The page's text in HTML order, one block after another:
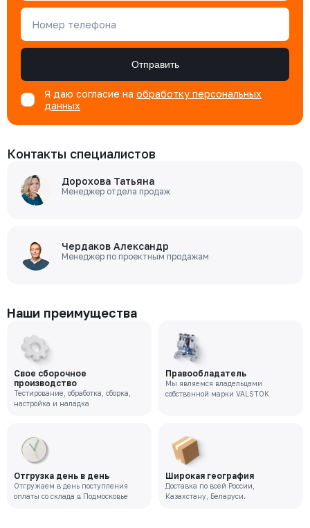
Номер телефона
Отправить
Я даю согласие на обработку персональных
данных
Контакты специалистов
Дорохова Татьяна
Менеджер отдела продаж
Чердаков Александр
Менеджер по проектным продажам
Наши преимущества
Свое сборочное
производство
Тестирование, обработка, сборка,
настройка и наладка
Правообладатель
Мы являемся владельцами
собственной марки VALSTOK
Отгрузка день в день
Отгружаем в день поступления
оплаты со склада в Подмосковье
Широкая география
Доставка по всей России,
Казахстану, Беларуси.